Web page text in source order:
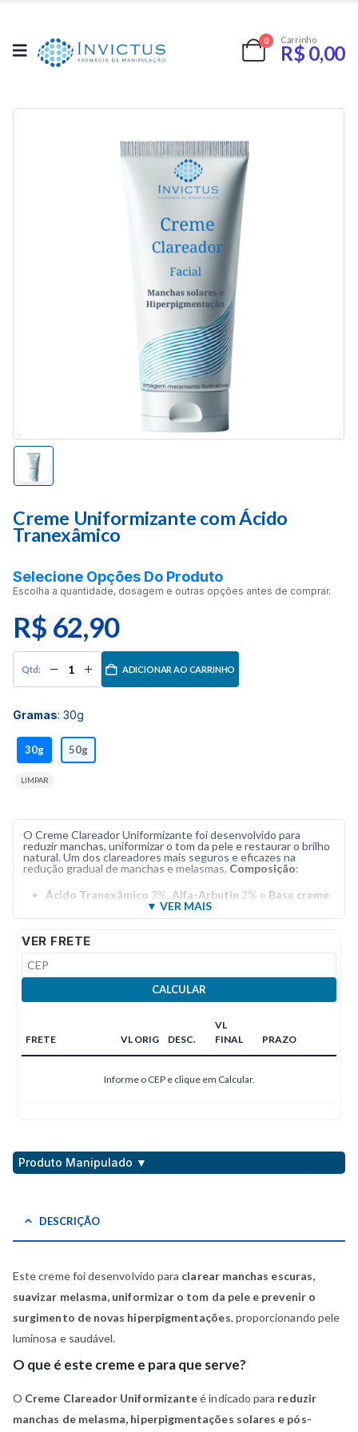
0 Carrinho
R$ 0,00
Creme Uniformizante com Ácido
Tranexâmico
Selecione Opções Do Produto
Escolha a quantidade, dosagem e outras opções antes de comprar.
R$ 62,90
ADICIONAR AO CARRINHO
Gramas: 30g
30g 50g
LIMPAR
O Creme Clareador Uniformizante foi desenvolvido para
reduzir manchas, uniformizar o tom da pele e restaurar o brilho
natural. Um dos clareadores mais seguros e eficazes na
redução gradual de manchas e melasmas. Composição:
Ácido Tranexâmico 3%, Alfa-Arbutin 2% e Base creme
VER FRETE
CALCULAR
FRETE VL ORIG DESC.
VL
FINAL
PRAZO
Informe o CEP e clique em Calcular.
Produto Manipulado ▼
DESCRIÇÃO
Este creme foi desenvolvido para clarear manchas escuras,
suavizar melasma, uniformizar o tom da pele e prevenir o
surgimento de novas hiperpigmentações, proporcionando pele
luminosa e saudável.
O que é este creme e para que serve?
O Creme Clareador Uniformizanteé indicado para reduzir
manchas de melasma, hiperpigmentações solares e pós-